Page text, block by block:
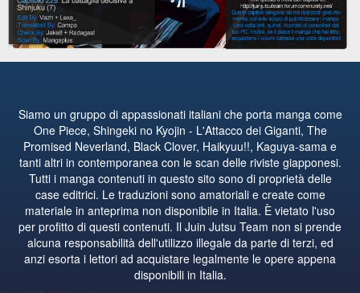
Siamo un gruppo di appassionati italiani che porta manga come
One Piece, Shingeki no Kyojin - L'Attacco dei Giganti, The
Promised Neverland, Black Clover, Haikyuu!!, Kaguya-sama e
tanti altri in contemporanea con le scan delle riviste giapponesi.
Tutti i manga contenuti in questo sito sono di proprietà delle
case editrici. Le traduzioni sono amatoriali e create come
materiale in anteprima non disponibile in Italia. È vietato l'uso
per profitto di questi contenuti. Il Juin Jutsu Team non si prende
alcuna responsabilità dell'utilizzo illegale da parte di terzi, ed
anzi esorta i lettori ad acquistare legalmente le opere appena
disponibili in Italia.